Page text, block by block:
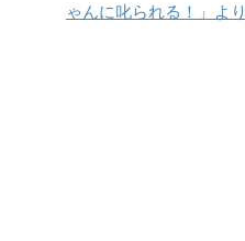
ゃんに叱られる！」より